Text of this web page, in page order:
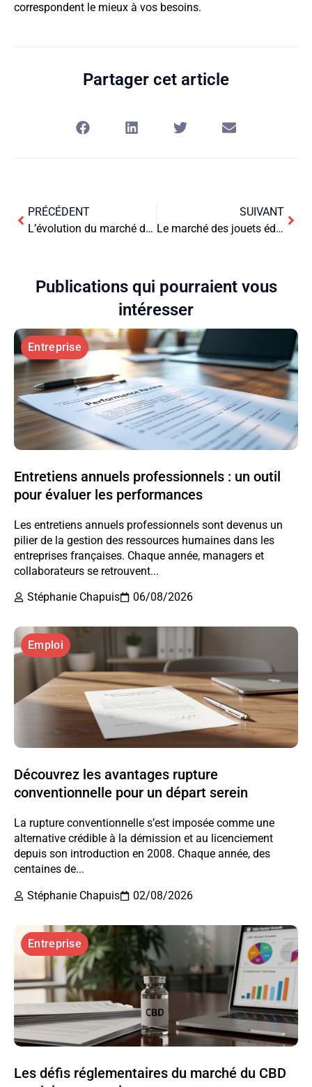
correspondent le mieux à vos besoins.
Partager cet article
PRÉCÉDENT
L’évolution du marché de la voyance à l’ère du numérique
SUIVANT
Le marché des jouets éducatifs et l’influence de la pédagogie Montessori
Publications qui pourraient vous
intéresser
Entreprise
Entretiens annuels professionnels : un outil
pour évaluer les performances
Les entretiens annuels professionnels sont devenus un
pilier de la gestion des ressources humaines dans les
entreprises françaises. Chaque année, managers et
collaborateurs se retrouvent...
Stéphanie Chapuis
06/08/2026
Emploi
Découvrez les avantages rupture
conventionnelle pour un départ serein
La rupture conventionnelle s’est imposée comme une
alternative crédible à la démission et au licenciement
depuis son introduction en 2008. Chaque année, des
centaines de...
Stéphanie Chapuis
02/08/2026
Entreprise
Les défis réglementaires du marché du CBD